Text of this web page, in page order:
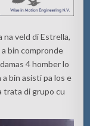
na veld di Estrella,
bin compronde
4 homber lo
bin asisti pa los e
trata di grupo cu